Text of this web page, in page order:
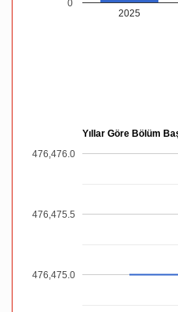
2025
0
Yıllar Göre Bölüm
476,475.0
476,475.5
476,476.0